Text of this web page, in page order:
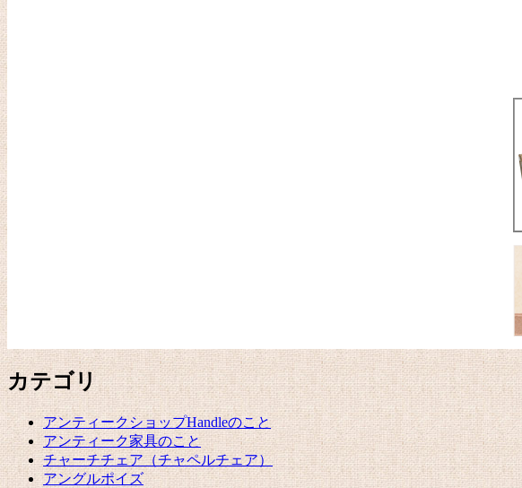
カテゴリ
アンティークショップHandleのこと
アンティーク家具のこと
チャーチチェア（チャペルチェア）
アングルポイズ